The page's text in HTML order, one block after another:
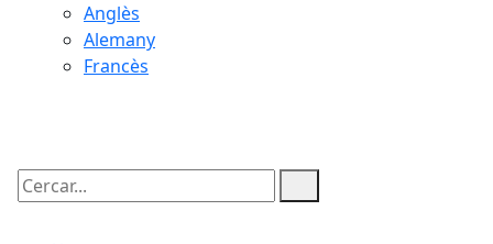
Anglès
Alemany
Francès
Cercar: